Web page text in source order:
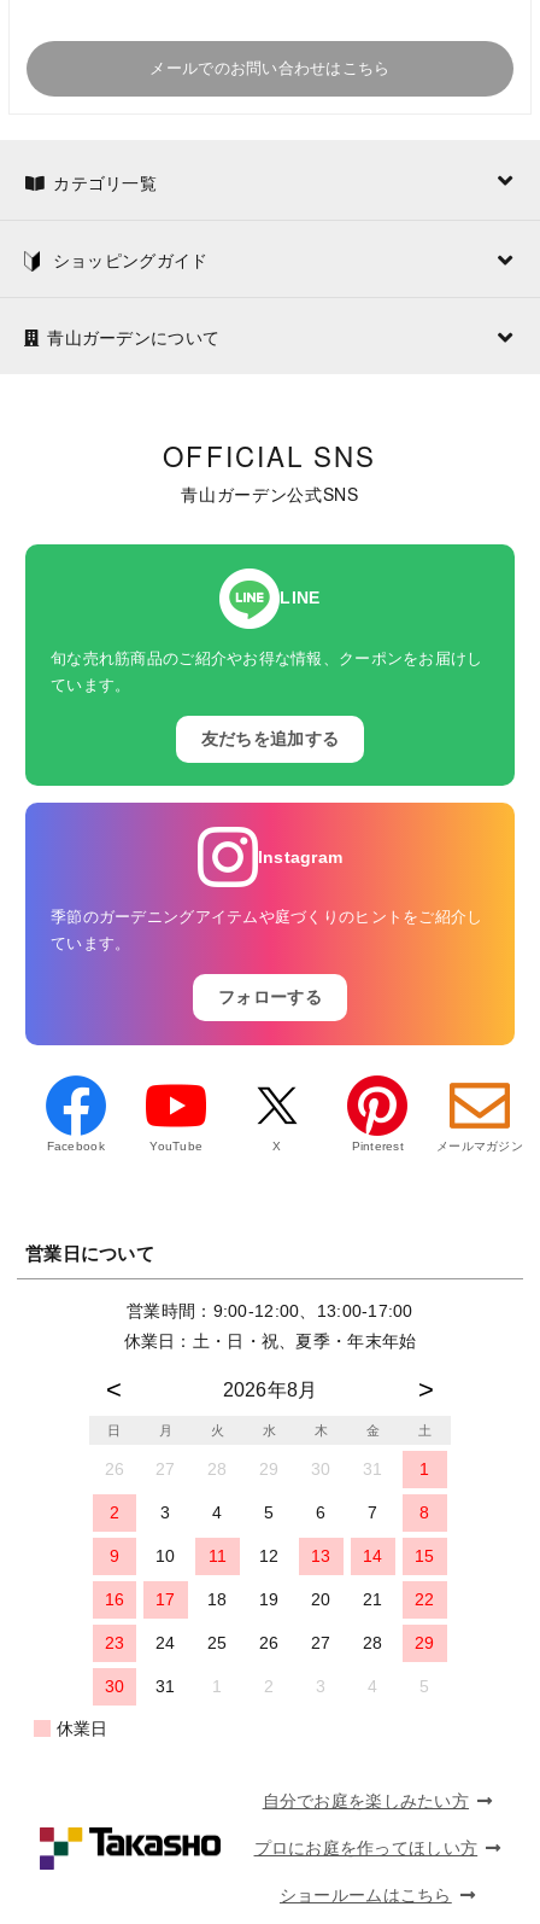
メールでのお問い合わせはこちら
カテゴリ一覧
ショッピングガイド
青山ガーデンについて
OFFICIAL SNS
青山ガーデン公式SNS
LINE
旬な売れ筋商品のご紹介やお得な情報、クーポンをお届けし
ています。
友だちを追加する
Instagram
季節のガーデニングアイテムや庭づくりのヒントをご紹介し
ています。
フォローする
Facebook YouTube X Pinterest メールマガジン
営業日について
営業時間：9:00-12:00、13:00-17:00
休業日：土・日・祝、夏季・年末年始
2026年8月
日 月 火 水 木 金 土
26 27 28 29 30 31 1
2 3 4 5 6 7 8
9 10 11 12 13 14 15
16 17 18 19 20 21 22
23 24 25 26 27 28 29
30 31 1 2 3 4 5
休業日
自分でお庭を楽しみたい方
プロにお庭を作ってほしい方
ショールームはこちら